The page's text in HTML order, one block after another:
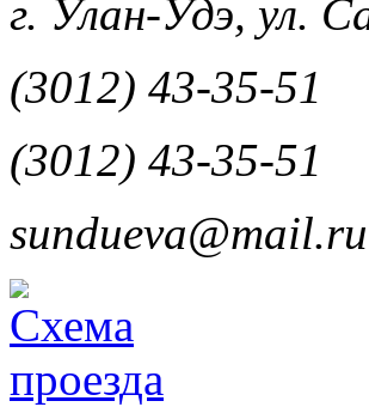
г. Улан-Удэ, ул.
(3012) 43-35-51
(3012) 43-35-51
sundueva@mail.ru